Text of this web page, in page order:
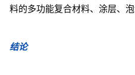
料的多功能复合材料、涂层、泡
结论